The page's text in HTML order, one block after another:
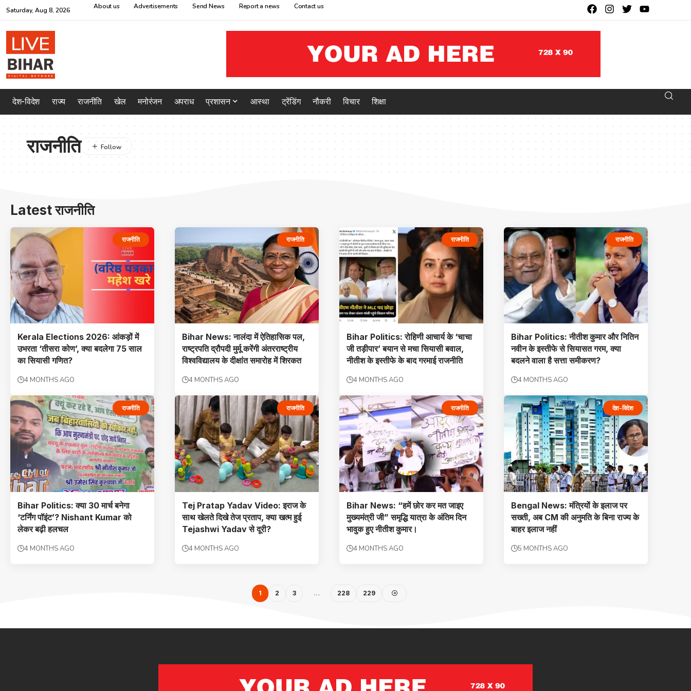
Saturday, Aug 8, 2026 About us Advertisements Send News Report a news Contact us
देश-विदेश राज्य राजनीति खेल मनोरंजन अपराध प्रशासन आस्था ट्रेंडिंग नौकरी विचार शिक्षा
राजनीति
Latest राजनीति
राजनीति
Kerala Elections 2026: आंकड़ों में
उभरता ‘तीसरा कोण’, क्या बदलेगा 75 साल
का सियासी गणित?
4 MONTHS AGO
राजनीति
Bihar News: नालंदा में ऐतिहासिक पल,
राष्ट्रपति द्रौपदी मुर्मू करेंगी अंतरराष्ट्रीय
विश्वविद्यालय के दीक्षांत समारोह में शिरकत
4 MONTHS AGO
राजनीति
Bihar Politics: रोहिणी आचार्य के ‘चाचा
जी तड़ीपार’ बयान से मचा सियासी बवाल,
नीतीश के इस्तीफे के बाद गरमाई राजनीति
4 MONTHS AGO
राजनीति
Bihar Politics: नीतीश कुमार और नितिन
नवीन के इस्तीफे से सियासत गरम, क्या
बदलने वाला है सत्ता समीकरण?
4 MONTHS AGO
राजनीति
Bihar Politics: क्या 30 मार्च बनेगा
‘टर्निंग पॉइंट’? Nishant Kumar को
लेकर बढ़ी हलचल
4 MONTHS AGO
राजनीति
Tej Pratap Yadav Video: इराज के
साथ खेलते दिखे तेज प्रताप, क्या खत्म हुई
Tejashwi Yadav से दूरी?
4 MONTHS AGO
राजनीति
Bihar News: “हमें छोर कर मत जाइए
मुख्यमंत्री जी” समृद्धि यात्रा के अंतिम दिन
भावुक हुए नीतीश कुमार।
4 MONTHS AGO
देश-विदेश
Bengal News: मंत्रियों के इलाज पर
सख्ती, अब CM की अनुमति के बिना राज्य के
बाहर इलाज नहीं
5 MONTHS AGO
1 2 3 … 228 229